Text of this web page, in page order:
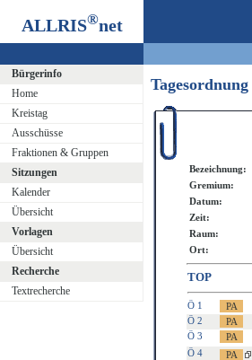
ALLRIS®net
Bürgerinfo
Home
Kreistag
Ausschüsse
Fraktionen & Gruppen
Sitzungen
Kalender
Übersicht
Vorlagen
Übersicht
Recherche
Textrecherche
Bezeichnung:
Gremium:
Datum:
Zeit:
Raum:
Ort:
TOP
Ö 1
Ö 2
Ö 3
Ö 4